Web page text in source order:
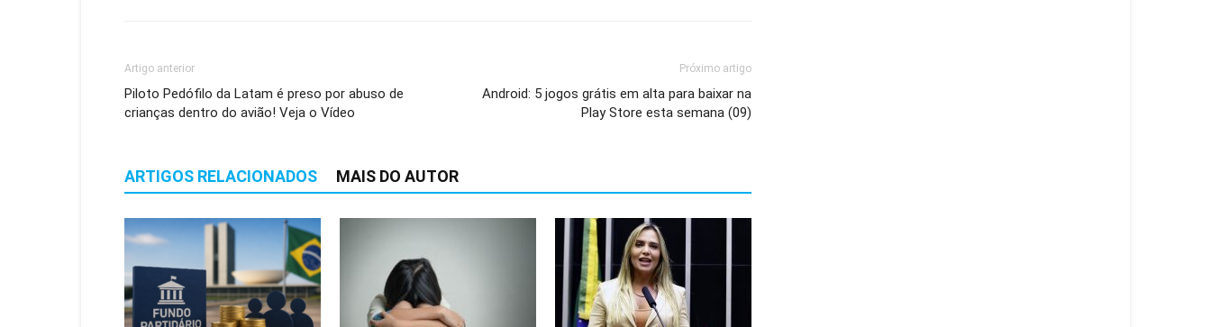
Artigo anterior
Piloto Pedófilo da Latam é preso por abuso de
crianças dentro do avião! Veja o Vídeo
Próximo artigo
Android: 5 jogos grátis em alta para baixar na
Play Store esta semana (09)
ARTIGOS RELACIONADOS MAIS DO AUTOR